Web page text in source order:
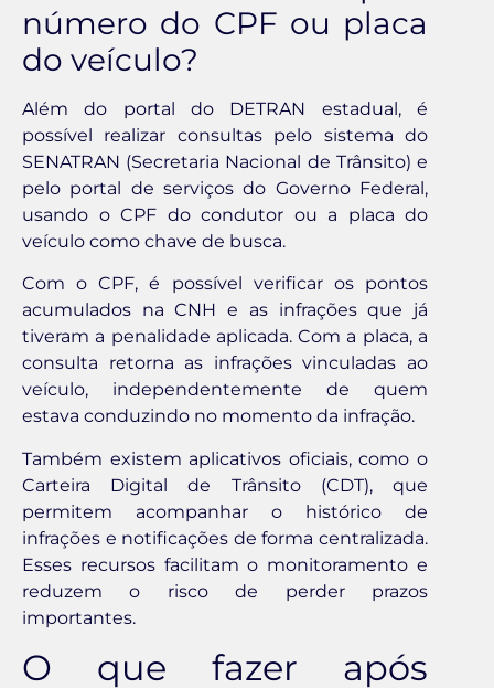
número do CPF ou placa
do veículo?
Além do portal do DETRAN estadual, é
possível realizar consultas pelo sistema do
SENATRAN (Secretaria Nacional de Trânsito) e
pelo portal de serviços do Governo Federal,
usando o CPF do condutor ou a placa do
veículo como chave de busca.
Com o CPF, é possível verificar os pontos
acumulados na CNH e as infrações que já
tiveram a penalidade aplicada. Com a placa, a
consulta retorna as infrações vinculadas ao
veículo, independentemente de quem
estava conduzindo no momento da infração.
Também existem aplicativos oficiais, como o
Carteira Digital de Trânsito (CDT), que
permitem acompanhar o histórico de
infrações e notificações de forma centralizada.
Esses recursos facilitam o monitoramento e
reduzem o risco de perder prazos
importantes.
O que fazer após